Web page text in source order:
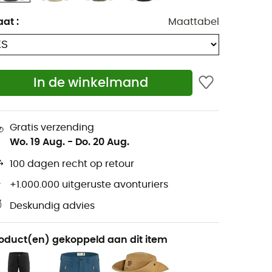
: Maattabel
In de winkelmand
Gratis verzending
Wo. 19 Aug. - Do. 20 Aug.
100 dagen recht op retour
+1.000.000 uitgeruste avonturiers
Deskundig advies
gekoppeld aan dit item